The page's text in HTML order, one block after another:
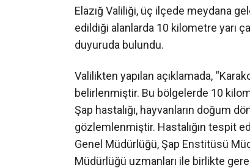
Elazığ Valiliği, üç ilçede meydana
edildiği alanlarda 10 kilometre yarı
duyuruda bulundu.
Valilikten yapılan açıklamada,
belirlenmiştir. Bu bölgelerde 10
Şap hastalığı, hayvanların doğum
gözlemlenmiştir. Hastalığın tespit
Genel Müdürlüğü, Şap Enstitüsü
Müdürlüğü uzmanları ile birlikte